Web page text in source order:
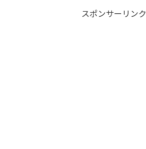
スポンサーリンク